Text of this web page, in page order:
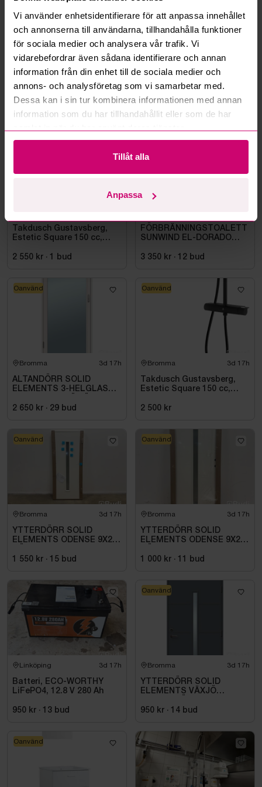
Vi använder enhetsidentifierare för att anpassa innehållet
och annonserna till användarna, tillhandahålla funktioner
för sociala medier och analysera vår trafik. Vi
vidarebefordrar även sådana identifierare och annan
information från din enhet till de sociala medier och
annons- och analysföretag som vi samarbetar med.
Dessa kan i sin tur kombinera informationen med annan
information som du har tillhandahållit eller som de har
Tillåt alla
Anpassa
Kan ni frakta mina vunna objekt?
Läs fler frågor och svar
Mer från samma kategori
Takdusch Gustavsberg,
Estetic Square 150 cc,
2 550 kr · 1 bud
FÖRBRÄNNINGSTOALETT
SUNWIND EL-DORADO
3 350 kr · 12 bud
Bromma 3d 17h
ALTANDÖRR SOLID
ELEMENTS 3-HELGLAS
2 650 kr · 29 bud
Oanvänd
Bromma 3d 17h
Takdusch Gustavsberg,
Estetic Square 150 cc,
2 500 kr
Oanvänd
Bromma 3d 17h
YTTERDÖRR SOLID
ELEMENTS ODENSE 9X20
1 550 kr · 15 bud
Oanvänd
Bromma 3d 17h
YTTERDÖRR SOLID
ELEMENTS ODENSE 9X21
1 000 kr · 11 bud
Oanvänd
Linköping 3d 17h
Batteri, ECO-WORTHY
LiFePO4, 12.8 V 280 Ah
950 kr · 13 bud
Bromma 3d 17h
YTTERDÖRR SOLID
ELEMENTS VÄXJÖ
950 kr · 14 bud
Oanvänd
Oanvänd